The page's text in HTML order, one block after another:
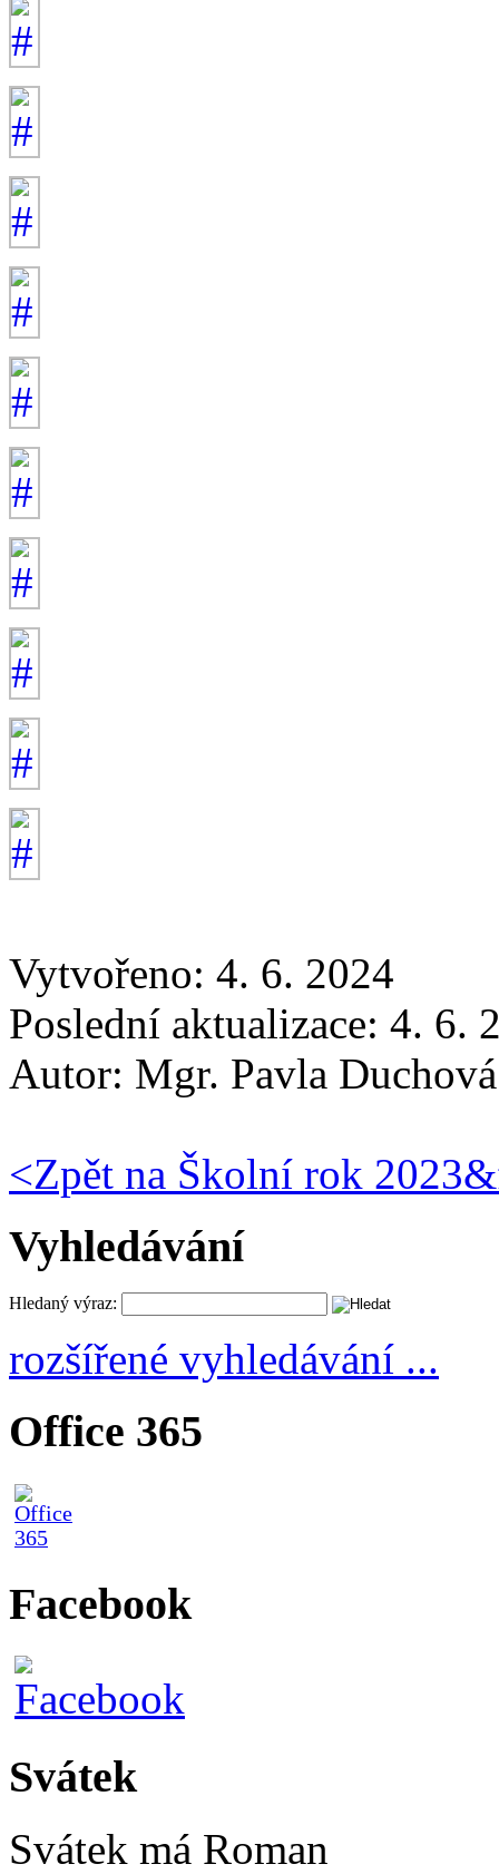
Vytvořeno: 4. 6. 2024
Poslední aktualizace: 4. 6.
Autor: Mgr. Pavla Duchová
<Zpět na Školní rok
Vyhledávání
Hledaný výraz:
rozšířené vyhledávání ...
Office 365
Facebook
Svátek
Svátek má Roman